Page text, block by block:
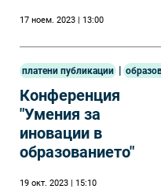
17 ноем. 2023 | 13:00
платени публикации |
Конференция
"Умения за
иновации в
образованието"
19 окт. 2023 | 15:10